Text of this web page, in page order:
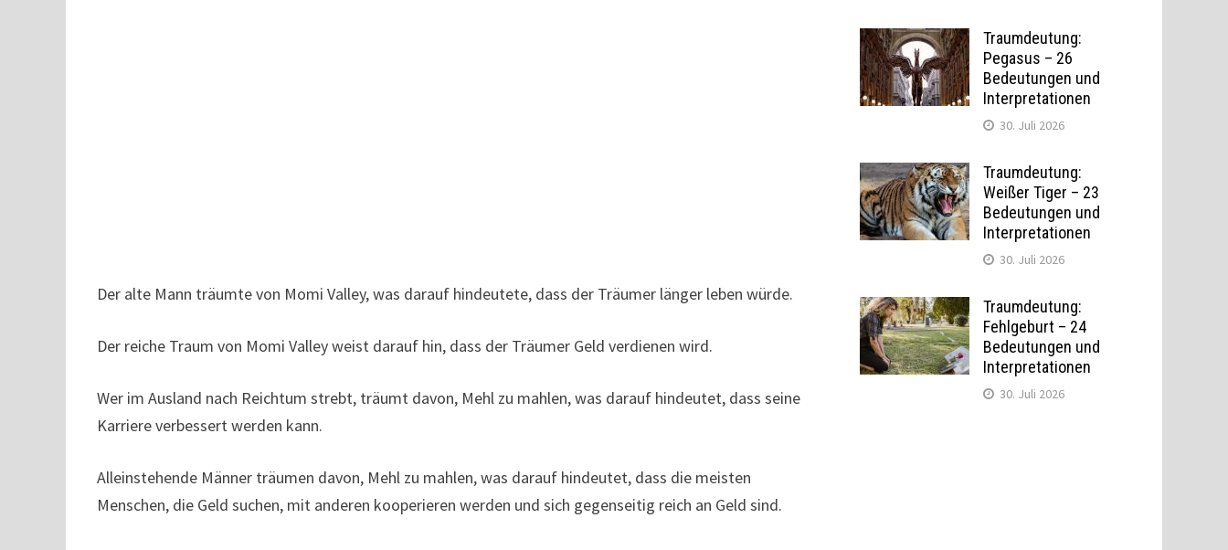
Der alte Mann träumte von Momi Valley, was darauf hindeutete, dass der Träumer länger leben würde.
Der reiche Traum von Momi Valley weist darauf hin, dass der Träumer Geld verdienen wird.
Wer im Ausland nach Reichtum strebt, träumt davon, Mehl zu mahlen, was darauf hindeutet, dass seine
Karriere verbessert werden kann.
Alleinstehende Männer träumen davon, Mehl zu mahlen, was darauf hindeutet, dass die meisten
Menschen, die Geld suchen, mit anderen kooperieren werden und sich gegenseitig reich an Geld sind.
Traumdeutung:
Pegasus – 26
Bedeutungen und
Interpretationen
30. Juli 2026
Traumdeutung:
Weißer Tiger – 23
Bedeutungen und
Interpretationen
30. Juli 2026
Traumdeutung:
Fehlgeburt – 24
Bedeutungen und
Interpretationen
30. Juli 2026